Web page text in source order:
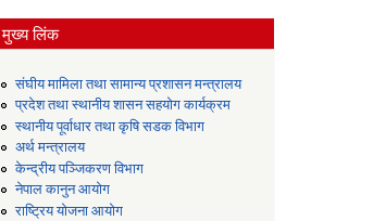
मुख्य लिंक
संघीय मामिला तथा सामान्य प्रशासन मन्त्रालय
प्रदेश तथा स्थानीय शासन सहयोग कार्यक्रम
स्थानीय पूर्वाधार तथा कृषि सडक विभाग
अर्थ मन्त्रालय
केन्द्रीय पञ्जिकरण विभाग
नेपाल कानुन आयोग
राष्ट्रिय योजना आयोग